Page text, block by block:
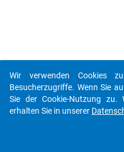
Wir verwenden Cookies
Besucherzugriffe. Wenn Sie
Sie der Cookie-Nutzung zu.
erhalten Sie in unserer